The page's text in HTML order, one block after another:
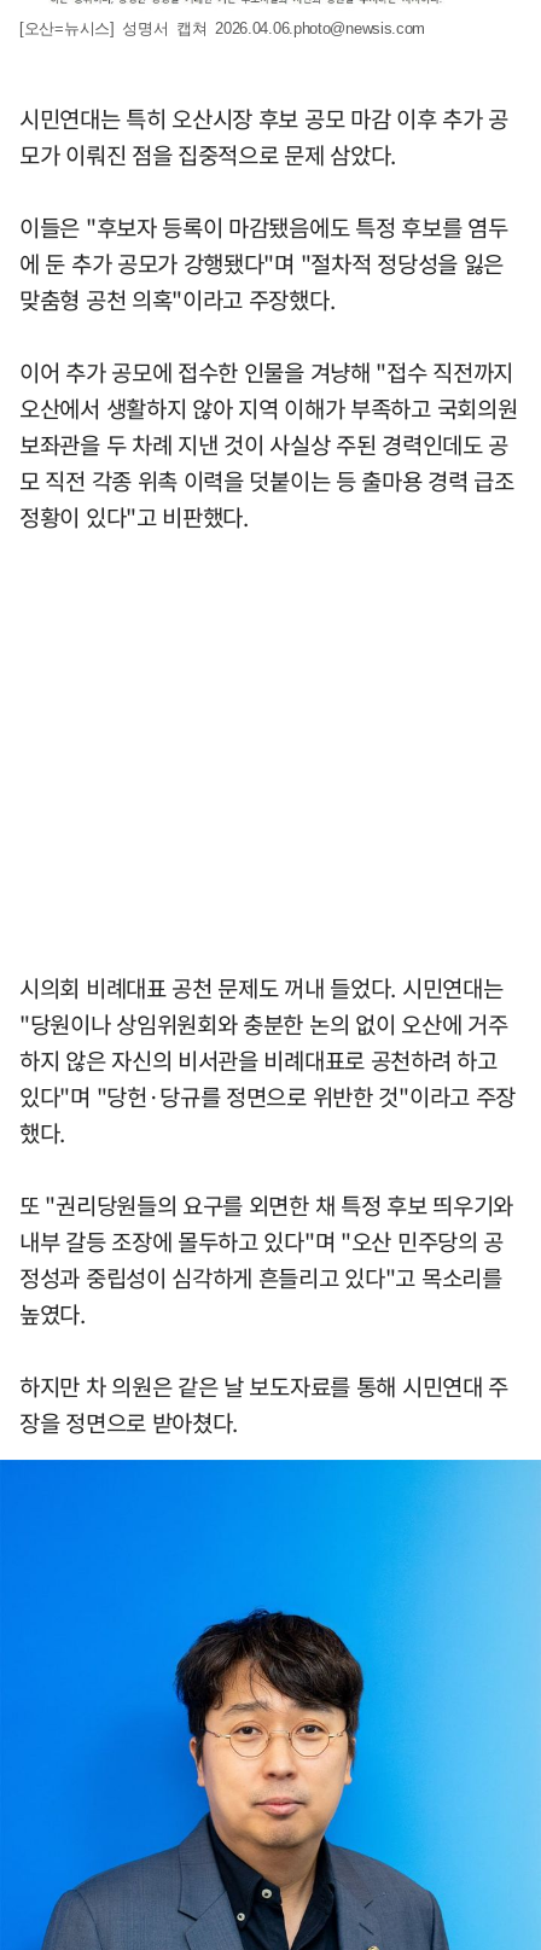
[오산=뉴시스] 성명서 캡쳐2026.04.06.photo@newsis.com
시민연대는 특히 오산시장 후보 공모 마감 이후 추가 공
모가 이뤄진 점을 집중적으로 문제 삼았다.
이들은 "후보자 등록이 마감됐음에도 특정 후보를 염두
에 둔 추가 공모가 강행됐다"며 "절차적 정당성을 잃은
맞춤형 공천 의혹"이라고 주장했다.
이어 추가 공모에 접수한 인물을 겨냥해 "접수 직전까지
오산에서 생활하지 않아 지역 이해가 부족하고 국회의원
보좌관을 두 차례 지낸 것이 사실상 주된 경력인데도 공
모 직전 각종 위촉 이력을 덧붙이는 등 출마용 경력 급조
정황이 있다"고 비판했다.
시의회 비례대표 공천 문제도 꺼내 들었다. 시민연대는
"당원이나 상임위원회와 충분한 논의 없이 오산에 거주
하지 않은 자신의 비서관을 비례대표로 공천하려 하고
있다"며 "당헌·당규를 정면으로 위반한 것"이라고 주장
했다.
또 "권리당원들의 요구를 외면한 채 특정 후보 띄우기와
내부 갈등 조장에 몰두하고 있다"며 "오산 민주당의 공
정성과 중립성이 심각하게 흔들리고 있다"고 목소리를
높였다.
하지만 차 의원은 같은 날 보도자료를 통해 시민연대 주
장을 정면으로 받아쳤다.